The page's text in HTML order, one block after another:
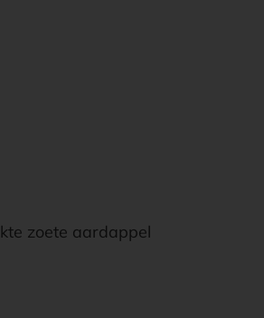
zoete aardappel